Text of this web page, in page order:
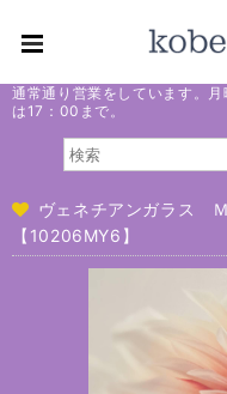
通常通り営業をしています。
は17：00まで。
ヴェネチアンガラス
【10206MY6】